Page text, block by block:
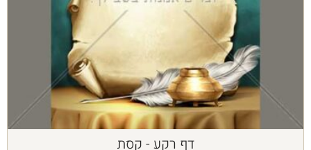
דף רקע - קסת